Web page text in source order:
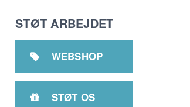
STØT ARBEJDET
 WEBSHOP
 STØT OS